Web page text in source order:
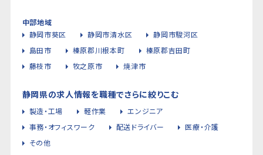
中部地域
静岡市葵区
静岡市清水区
静岡市駿河区
島田市
榛原郡川根本町
榛原郡吉田町
藤枝市
牧之原市 焼津市
静岡県の求人情報を職種でさらに絞りこむ
製造・工場 軽作業
エンジニア
事務・オフィスワーク
配送ドライバー
医療・介護
その他